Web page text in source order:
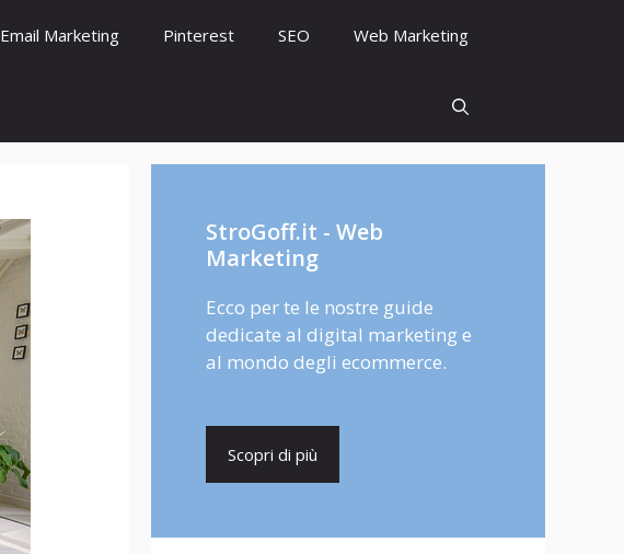
Email Marketing Pinterest SEO Web Marketing
StroGoff.it - Web
Marketing
Ecco per te le nostre guide
dedicate al digital marketing e
al mondo degli ecommerce.
Scopri di più